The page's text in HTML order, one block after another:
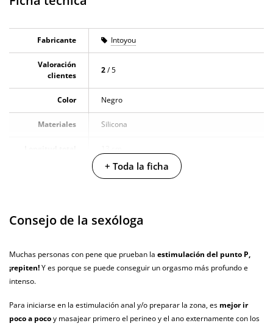
Fabricante Intoyou
Valoración
clientes
2/ 5
Color Negro
Materiales Silicona
2.5 cm
Controles App móvil
Pilas/Batería
Resistente al
agua
100% sumergible
+ Toda la ficha
Consejo de la sexóloga
Muchas personas con pene que prueban la estimulación del punto P,
¡repiten!Y es porque se puede conseguir un orgasmo más profundo e
intenso.
Para iniciarse en la estimulación anal y/o preparar la zona, es mejor ir
poco a pocoy masajear primero el perineo y el ano externamente con los